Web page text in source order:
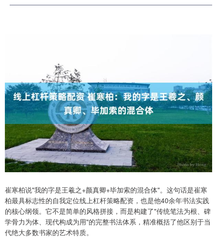
崔寒柏说"我的字是王羲之+颜真卿+毕加索的混合体"。这句话是崔寒
柏最具标志性的自我定位线上杠杆策略配资，也是他40余年书法实践
的核心纲领。它不是简单的风格拼接，而是构建了"传统笔法为根、碑
学骨力为体、现代构成为用"的完整书法体系，精准概括了他区别于当
代绝大多数书家的艺术特质。